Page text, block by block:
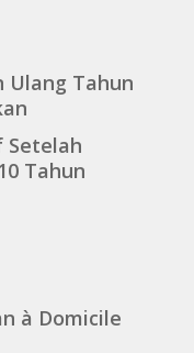
Ulang Tahun
Setelah
Tahun
à Domicile